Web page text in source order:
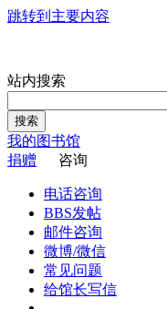
跳转到主要内容
站内搜索
搜索
我的图书馆
捐赠
咨询
电话咨询
BBS发帖
邮件咨询
微博/微信
常见问题
给馆长写信